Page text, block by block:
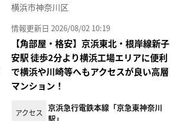
横浜市神奈川区
情報更新日 2026/08/02 10:19
【角部屋・格安】京浜東北・根岸線新子
安駅 徒歩2分より横浜工場エリアに便利
で横浜や川崎等へもアクセスが良い高層
マンション！
アクセス
京浜急行電鉄本線「京急東神奈川
駅」